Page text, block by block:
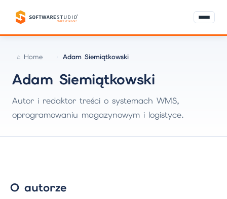
Home Adam Siemiątkowski
Adam Siemiątkowski
Autor i redaktor treści o systemach WMS,
oprogramowaniu magazynowym i logistyce.
O autorze